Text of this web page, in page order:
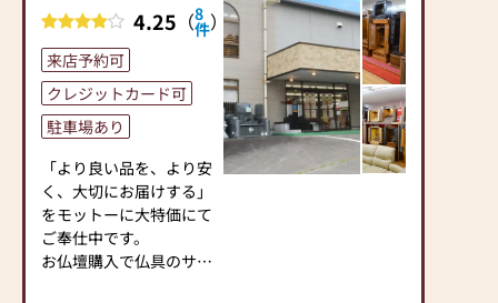
私たちは商品を販売する
だけでなく、お客様のご
供養のお気持ちに寄り添
いたいと思っておりま
す。
お客様のお話をお聞きで
きるよう、プロのアドバ
イザーが丁寧に対応いた
します。どうぞ、お気軽
にお声掛けください。
【仏事に必要な商品を豊
4.25 （8
件）
来店予約可
クレジットカード可
駐車場あり
「より良い品を、より安
く、大切にお届けする」
をモットーに大特価にて
ご奉仕中です。
お仏壇購入で仏具のサー